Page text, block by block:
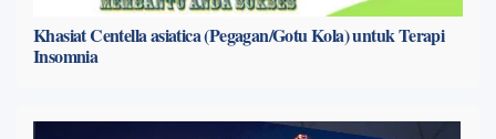
Khasiat Centella asiatica (Pegagan/Gotu Kola) untuk Terapi
Insomnia